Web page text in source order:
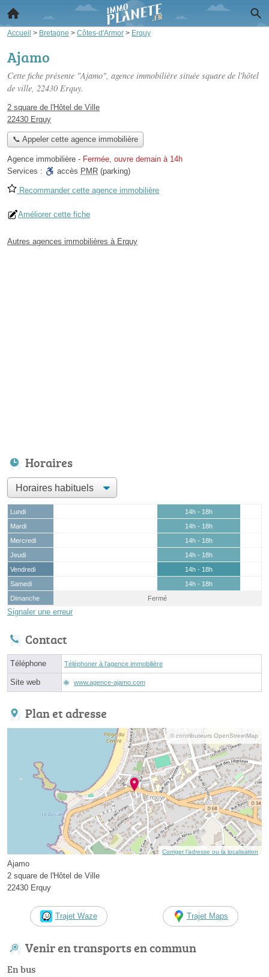
Accueil > Bretagne > Côtes-d'Armor > Erquy
Ajamo
Cette fiche présente "Ajamo", agence immobilière située square de l'hôtel
de ville, 22430 Erquy.
2 square de l'Hôtel de Ville
22430 Erquy
📞 Appeler cette agence immobilière
Agence immobilière - Fermée, ouvre demain à 14h
Services :
accès PMR (parking)
Recommander cette agence immobilière
Améliorer cette fiche
Autres agences immobilières à Erquy
Horaires
Lundi
14h - 18h
Mardi
14h - 18h
Mercredi
14h - 18h
Jeudi
14h - 18h
Vendredi
14h - 18h
Samedi
14h - 18h
Dimanche
Fermé
Signaler une erreur
Contact
Téléphone Téléphoner à l'agence immobilière
Site web www.agence-ajamo.com
Plan et adresse
© contributeurs OpenStreetMap
Corriger l’adresse ou la localisation
Ajamo
2 square de l'Hôtel de Ville
22430 Erquy
Trajet Waze Trajet Maps
Venir en transports en commun
En bus